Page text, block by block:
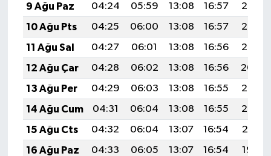
9 Ağu Paz
04:24 05:59 13:08 16:57
20:08
10 Ağu Pts
04:25 06:00 13:08 16:57
20:07
11 Ağu Sal
04:27 06:01 13:08 16:56
20:06
12 Ağu Çar
04:28 06:02 13:08 16:56
20:04
13 Ağu Per
04:29 06:03 13:08 16:55
20:03
14 Ağu Cum
04:31 06:04 13:08 16:55
20:02
15 Ağu Cts
04:32 06:04 13:07 16:54
20:01
16 Ağu Paz
04:33 06:05 13:07 16:54
19:59